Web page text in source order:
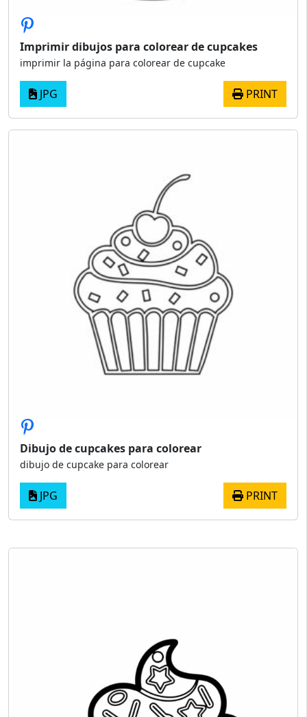
Imprimir dibujos para colorear de cupcakes
imprimir la página para colorear de cupcake
JPG PRINT
Dibujo de cupcakes para colorear
dibujo de cupcake para colorear
JPG PRINT